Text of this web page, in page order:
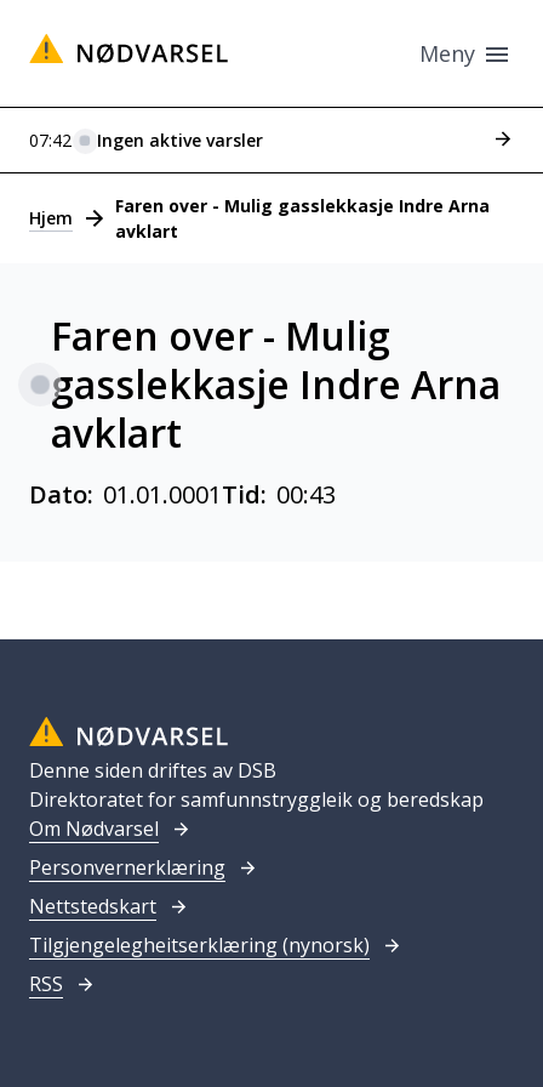
Meny
Varsler
07:42 Ingen aktive varsler Se
Hjem
Faren over - Mulig gasslekkasje Indre Arna
avklart
Faren over - Mulig
gasslekkasje Indre Arna
avklart
Dato: 01.01.0001Tid: 00:43
Denne siden driftes av DSB
Direktoratet for samfunnstryggleik og beredskap
Om Nødvarsel
Personvernerklæring
Nettstedskart
Tilgjengelegheitserklæring (nynorsk)
RSS